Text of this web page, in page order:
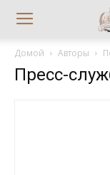
Домой Авторы
Пресс-